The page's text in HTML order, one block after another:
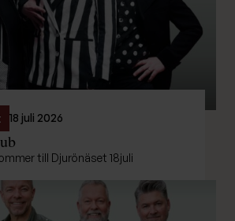
18 juli 2026
till Djurönäset 18juli